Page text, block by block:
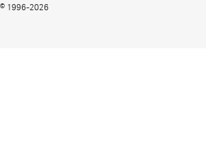
© 1996-2026